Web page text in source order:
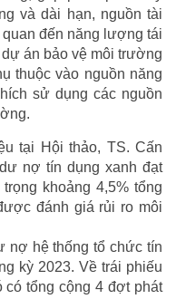
và dài hạn, nguồn tài
đến năng lượng tái
án bảo vệ môi trường
thuộc vào nguồn năng
sử dụng các nguồn
tại Hội thảo, TS. Cấn
nợ tín dụng xanh đạt
khoảng 4,5% tổng
đánh giá rủi ro môi
nợ hệ thống tổ chức tín
kỳ 2023. Về trái phiếu
có tổng cộng 4 đợt phát